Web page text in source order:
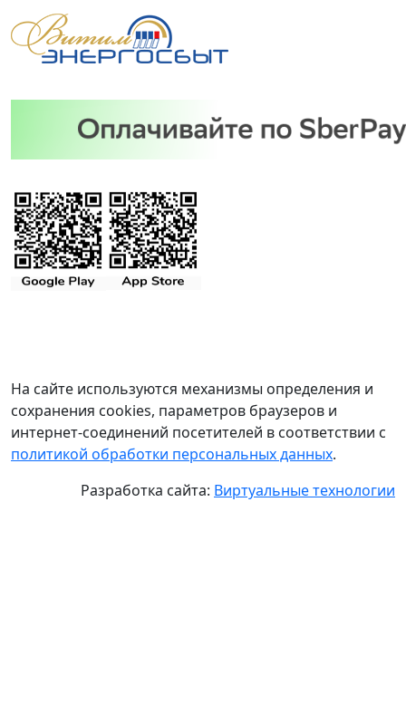
На сайте используются механизмы определения и
сохранения cookies, параметров браузеров и
интернет-соединений посетителей в соответствии с
политикой обработки персональных данных.
Разработка сайта: Виртуальные технологии